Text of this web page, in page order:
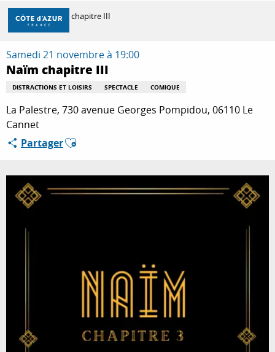
Aller
contenu
principal
DÉCOUVRIR
À FAIRE
Accueil Naïm chapitre III
Samedi 21 novembre à 19:00
Naïm chapitre III
DISTRACTIONS ET LOISIRS SPECTACLE COMIQUE
La Palestre, 730 avenue Georges Pompidou, 06110 Le
Cannet
PartagerAjouter aux favoris